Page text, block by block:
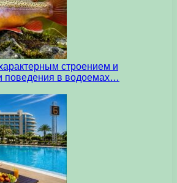
строением и
поведения в водоемах…